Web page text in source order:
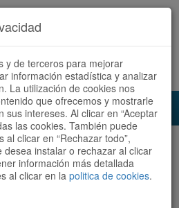
Español Català
per: Més recents / Dificultat
y de terceros para mejorar
información estadística y analizar
La utilización de cookies nos
que ofrecemos y mostrarle
sus intereses. Al clicar en “Aceptar
las cookies. También puede
clicar en “Rechazar todo”,
instalar o rechazar al clicar
información más detallada
al clicar en la politica de cookies.